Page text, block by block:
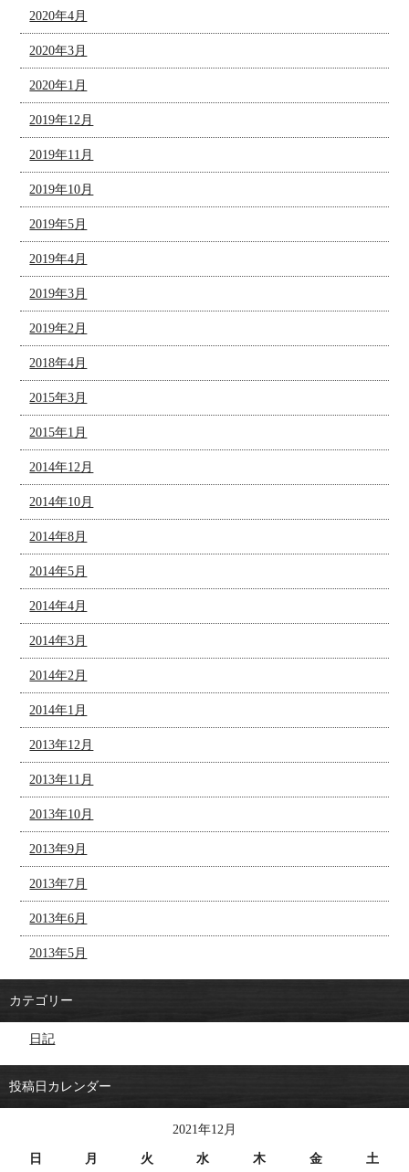
2020年4月
2020年3月
2020年1月
2019年12月
2019年11月
2019年10月
2019年5月
2019年4月
2019年3月
2019年2月
2018年4月
2015年3月
2015年1月
2014年12月
2014年10月
2014年8月
2014年5月
2014年4月
2014年3月
2014年2月
2014年1月
2013年12月
2013年11月
2013年10月
2013年9月
2013年7月
2013年6月
2013年5月
カテゴリー
日記
投稿日カレンダー
2021年12月
日 月 火 水 木 金 土